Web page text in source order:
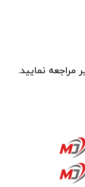
نمایید.